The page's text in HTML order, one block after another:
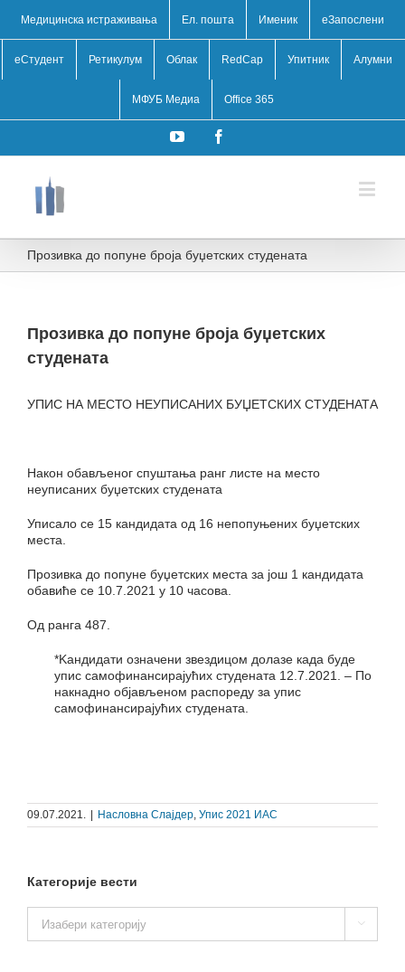
Медицинска истраживања Ел. пошта Именик eЗапослени
еСтудент Ретикулум Облак RedCap Упитник Алумни
МФУБ Медиа Office 365
YouTube
Прозивка до попуне броја буџетских студената
Прозивка до попуне броја буџетских
студената
УПИС НА МЕСТО НЕУПИСАНИХ БУЏЕТСКИХ СТУДЕНАТА
Након обављеног спуштања ранг листе на место
неуписаних буџетских студената
Уписало се 15 кандидата од 16 непопуњених буџетских
места.
Прозивка до попуне буџетских места за још 1 кандидата
обавиће се 10.7.2021 у 10 часова.
Од ранга 487.
*Kандидати означени звездицом долазе када буде
упис самофинансирајућих студената 12.7.2021. – По
накнадно објављеном распореду за упис
самофинансирајућих студената.
09.07.2021. Насловна Слајдер, Упис 2021 ИАС
Категорије вести
вести
